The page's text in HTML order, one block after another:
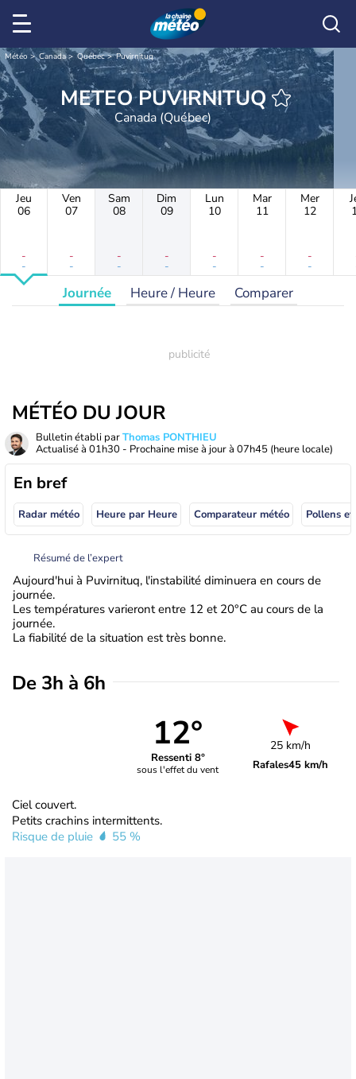
Météo Canada Québec Puvirnituq
METEO PUVIRNITUQ
Canada (Québec)
Jeu
06
-
-
Ven
07
-
-
Sam
08
-
-
Dim
09
-
-
Lun
10
-
-
Mar
11
-
-
Mer
12
-
-
Journée Heure / Heure Comparer
MÉTÉO DU JOUR
Bulletin établi parThomas PONTHIEU
Actualisé à 01h30 - Prochaine mise à jour à 07h45 (heure locale)
En bref
Radar météo Heure par Heure Comparateur météo Pollens
Résumé de l’expert
Aujourd'hui à Puvirnituq, l'instabilité diminuera en cours de
journée.
Les températures varieront entre 12 et 20°C au cours de la
journée.
La fiabilité de la situation est très bonne.
De 3h à 6h
12°
Ressenti 8°
sous l'effet du vent
25 km/h
Rafales45 km/h
Ciel couvert.
Petits crachins intermittents.
Risque de pluie
55 %